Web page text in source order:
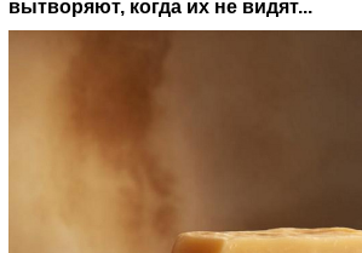
вытворяют, когда их не видят...